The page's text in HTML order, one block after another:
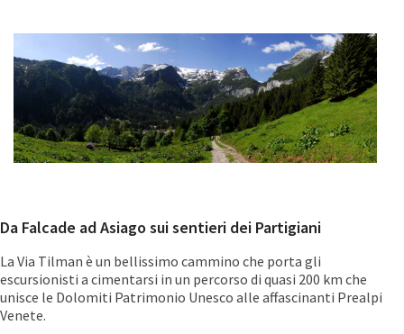
Da Falcade ad Asiago sui sentieri dei Partigiani
La Via Tilman è un bellissimo cammino che porta gli
escursionisti a cimentarsi in un percorso di quasi 200 km che
unisce le Dolomiti Patrimonio Unesco alle affascinanti Prealpi
Venete.